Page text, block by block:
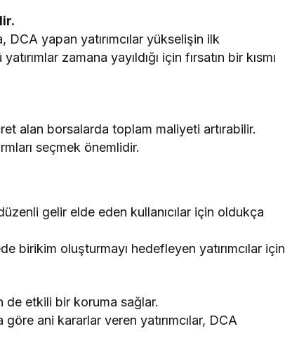
yapan yatırımcılar yükselişin ilk
zamana yayıldığı için fırsatın bir kısmı
alan borsalarda toplam maliyeti artırabilir.
seçmek önemlidir.
gelir elde eden kullanıcılar için oldukça
birikim oluşturmayı hedefleyen yatırımcılar için
de etkili bir koruma sağlar.
ani kararlar veren yatırımcılar, DCA